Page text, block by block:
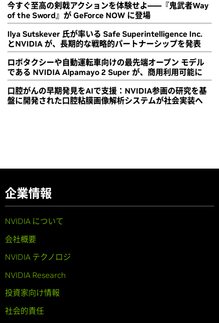
今すぐ至高の剣戟アクションを体験せよ――『鬼武者Way
of the Sword』が GeForce NOW に登場
Ilya Sutskever 氏が率いる Safe Superintelligence Inc.
とNVIDIA が、長期的な戦略的パートナーシップを発表
ロボタクシーや自動運転車向けの最先端オープン モデル
である NVIDIA Alpamayo 2 Super が、商用利用可能に
口腔がんの早期発見をAIで支援：NVIDIA参画の研究を基
盤に開発された口腔粘膜画像解析システムが社会実装へ
企業情報
NVIDIA について
会社概要
NVIDIA テクノロジ
NVIDIA Research
投資家向け情報
社会的責任